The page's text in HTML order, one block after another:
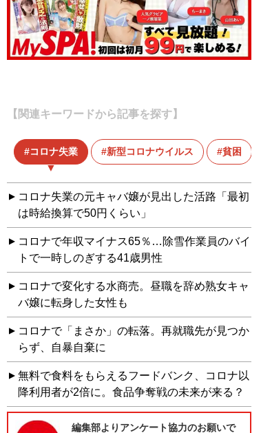
【関連キーワードから記事を探す】
コロナ失業 新型コロナウイルス 貧困
コロナ失業の元キャバ嬢が見出した活路「最初
は時給換算で50円くらい」
コロナで年収マイナス65％…除雪作業員のバイ
トで一時しのぎする41歳男性
コロナで変化する水商売。昼職を辞め熟女キャ
バ嬢に転身した女性も
コロナで「まさか」の転落。再就職先が見つか
らず、自暴自棄に
無料で食料をもらえるフードバンク、コロナ以
降利用者が2倍に。食品争奪戦の未来が来る？